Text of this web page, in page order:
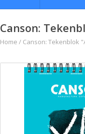
Canson:
Home / Canson: Tekenblok